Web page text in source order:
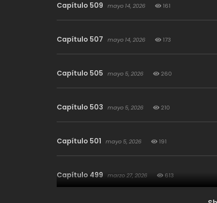
Capítulo 509 mayo 14, 2026 161
Capítulo 507 mayo 14, 2026 173
Capítulo 505 mayo 5, 2026 260
Capítulo 503 mayo 5, 2026 210
Capítulo 501 mayo 5, 2026 191
Capítulo 499 marzo 27, 2026 613